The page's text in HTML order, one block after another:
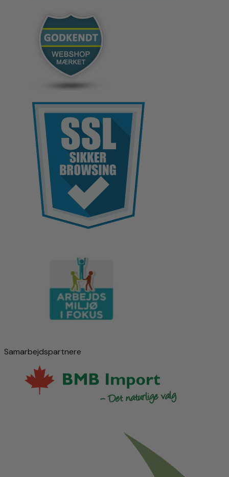
Samarbejdspartnere